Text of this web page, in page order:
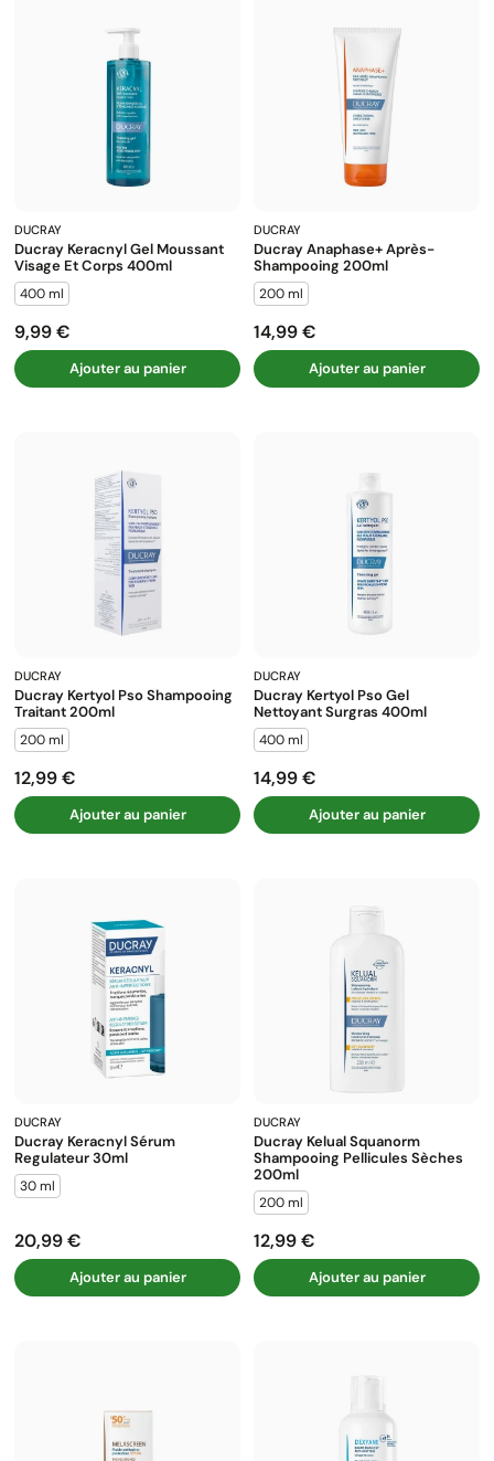
DUCRAY
Ducray Keracnyl Gel Moussant
Visage Et Corps 400ml
400 ml
Prix
9,99 €
Ajouter au panier
DUCRAY
Ducray Anaphase+ Après-
Shampooing 200ml
200 ml
Prix
14,99 €
Ajouter au panier
DUCRAY
Ducray Kertyol Pso Shampooing
Traitant 200ml
200 ml
Prix
12,99 €
Ajouter au panier
DUCRAY
Ducray Kertyol Pso Gel
Nettoyant Surgras 400ml
400 ml
Prix
14,99 €
Ajouter au panier
DUCRAY
Ducray Keracnyl Sérum
Regulateur 30ml
30 ml
Prix
20,99 €
Ajouter au panier
DUCRAY
Ducray Kelual Squanorm
Shampooing Pellicules Sèches
200ml
200 ml
Prix
12,99 €
Ajouter au panier